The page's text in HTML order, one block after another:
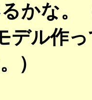
かな。
デル作
）